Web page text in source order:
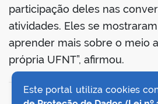
participação deles nas
atividades. Eles se
aprender mais sobre o meio
própria UFNT”, afirmou.
VOLTAR AO TOPO
Este portal utiliza cookies